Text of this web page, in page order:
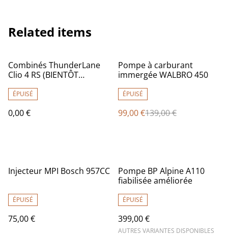
Related items
Combinés ThunderLane
Clio 4 RS (BIENTÔT
ÉPUISÉ
0,00 €
%
Pompe à carburant
immergée WALBRO 450
ÉPUISÉ
99,00 €139,00 €
Injecteur MPI Bosch 957CC
ÉPUISÉ
75,00 €
Pompe BP Alpine A110
fiabilisée améliorée
ÉPUISÉ
399,00 €
AUTRES VARIANTES DISPONIBLES